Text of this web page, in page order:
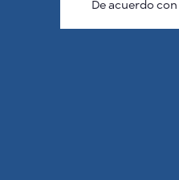
De acuerdo con